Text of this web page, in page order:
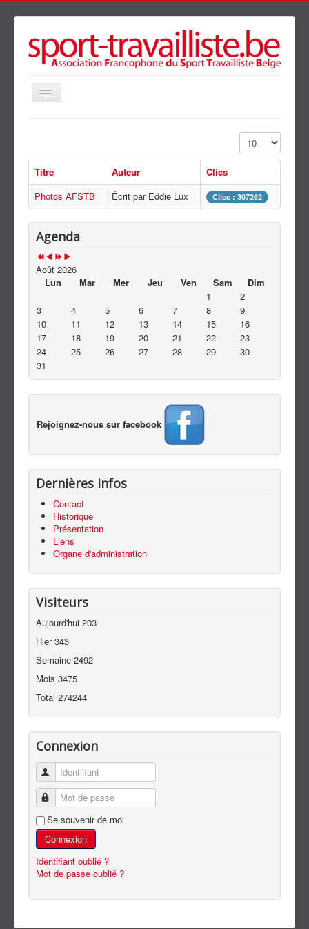
Basculer
la
Agenda
Clubs
Galerie
News
Partenaires
Contact
Affichage #
Titre Auteur
Clics
Photos AFSTB
Écrit par Eddie Lux Clics : 307262
Agenda
Août 2026
Lun
Mar Mer Jeu Ven Sam
Dim
1
2
3
4 5 6 7 8
9
10
11 12 13 14 15
16
17
18 19 20 21 22
23
24
25 26 27 28 29
30
31
Rejoignez-nous sur facebook
Dernières infos
Contact
Historique
Présentation
Liens
Organe d'administration
Visiteurs
Aujourd'hui 203
Hier343
Semaine 2492
Mois 3475
Total 274244
Connexion
Identifiant
Mot de passe
Se souvenir de moi
Connexion
Identifiant oublié ?
Mot de passe oublié ?